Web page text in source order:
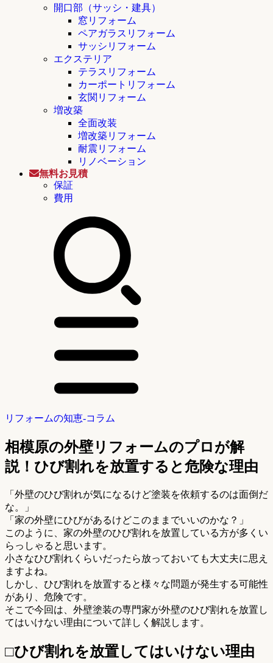
開口部（サッシ・建具）
窓リフォーム
ペアガラスリフォーム
サッシリフォーム
エクステリア
テラスリフォーム
カーポートリフォーム
玄関リフォーム
増改築
全面改装
増改築リフォーム
耐震リフォーム
リノベーション
無料お見積
保証
費用
リフォームの知恵-コラム
相模原の外壁リフォームのプロが解
説！ひび割れを放置すると危険な理由
「外壁のひび割れが気になるけど塗装を依頼するのは面倒だ
な。」
「家の外壁にひびがあるけどこのままでいいのかな？」
このように、家の外壁のひび割れを放置している方が多くい
らっしゃると思います。
小さなひび割れくらいだったら放っておいても大丈夫に思え
ますよね。
しかし、ひび割れを放置すると様々な問題が発生する可能性
があり、危険です。
そこで今回は、外壁塗装の専門家が外壁のひび割れを放置し
てはいけない理由について詳しく解説します。
□ひび割れを放置してはいけない理由